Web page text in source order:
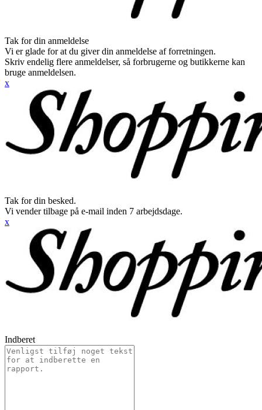
Tak for din anmeldelse
Vi er glade for at du giver din anmeldelse af forretningen.
Skriv endelig flere anmeldelser, så forbrugerne og butikkerne kan
bruge anmeldelsen.
x
Tak for din besked.
Vi vender tilbage på e-mail inden 7 arbejdsdage.
x
Indberet